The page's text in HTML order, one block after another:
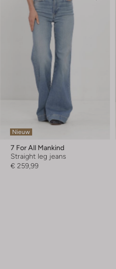
Nieuw
7 For All Mankind
Straight leg jeans
€ 259,99